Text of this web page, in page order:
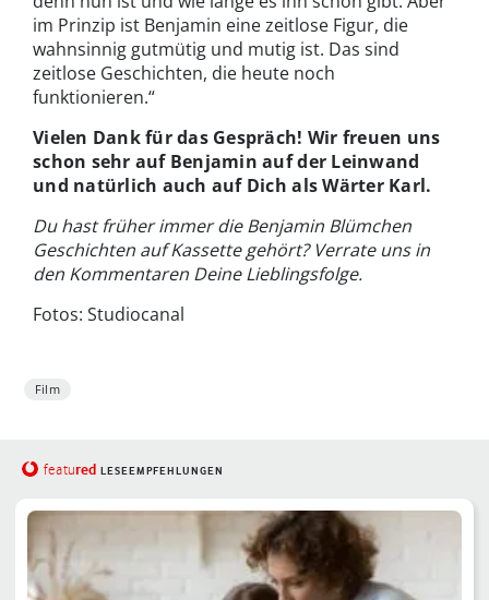
im Prinzip ist Benjamin eine zeitlose Figur, die
wahnsinnig gutmütig und mutig ist. Das sind
zeitlose Geschichten, die heute noch
funktionieren.“
Vielen Dank für das Gespräch! Wir freuen uns
schon sehr auf Benjamin auf der Leinwand
und natürlich auch auf Dich als Wärter Karl.
Du hast früher immer die Benjamin Blümchen
Geschichten auf Kassette gehört? Verrate uns in
den Kommentaren Deine Lieblingsfolge.
Fotos: Studiocanal
Film
featured LESEEMPFEHLUNGEN